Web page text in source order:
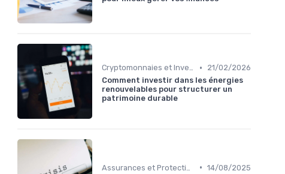
Cryptomonnaies et Investissements Alternatifs •
21/02/2026
Comment investir dans les énergies
renouvelables pour structurer un
patrimoine durable
• 14/08/2025